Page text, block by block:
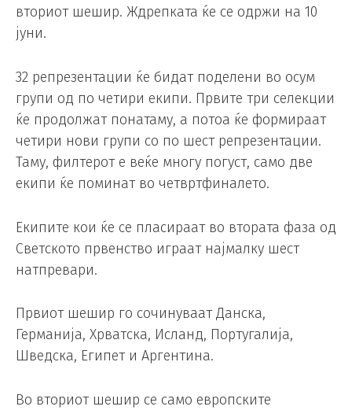
вториот шешир. Ждрепката ќе се одржи на 10
јуни.
32 репрезентации ќе бидат поделени во осум
групи од по четири екипи. Првите три селекции
ќе продолжат понатаму, а потоа ќе формираат
четири нови групи со по шест репрезентации.
Таму, филтерот е веќе многу погуст, само две
екипи ќе поминат во четвртфиналето.
Екипите кои ќе се пласираат во втората фаза од
Светското првенство играат најмалку шест
натпревари.
Првиот шешир го сочинуваат Данска,
Германија, Хрватска, Исланд, Португалија,
Шведска, Египет и Аргентина.
Во вториот шешир се само европските